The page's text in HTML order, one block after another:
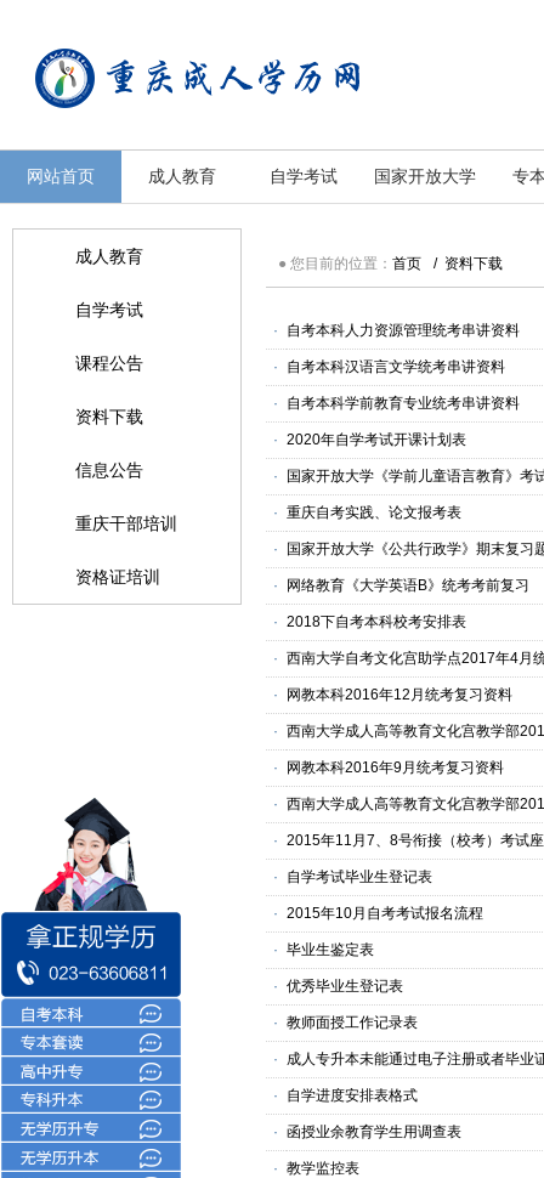
重庆成人学历中心
网站首页 成人教育 自学考试 国家开放大学 专
成人教育
自学考试
课程公告
资料下载
信息公告
重庆干部培训
资格证培训
● 您目前的位置： 首页 / 资料下载
· 自考本科人力资源管理统考串讲资料
· 自考本科汉语言文学统考串讲资料
· 自考本科学前教育专业统考串讲资料
· 2020年自学考试开课计划表
· 国家开放大学《学前儿童语言教育》考
· 重庆自考实践、论文报考表
· 国家开放大学《公共行政学》期末复习
· 网络教育《大学英语B》统考考前复习
· 2018下自考本科校考安排表
· 西南大学自考文化宫助学点2017年4月
· 网教本科2016年12月统考复习资料
· 西南大学成人高等教育文化宫教学部
· 网教本科2016年9月统考复习资料
· 西南大学成人高等教育文化宫教学部
· 2015年11月7、8号衔接（校考）考试
· 自学考试毕业生登记表
· 2015年10月自考考试报名流程
· 毕业生鉴定表
· 优秀毕业生登记表
· 教师面授工作记录表
· 成人专升本未能通过电子注册或者毕业
· 自学进度安排表格式
· 函授业余教育学生用调查表
· 教学监控表